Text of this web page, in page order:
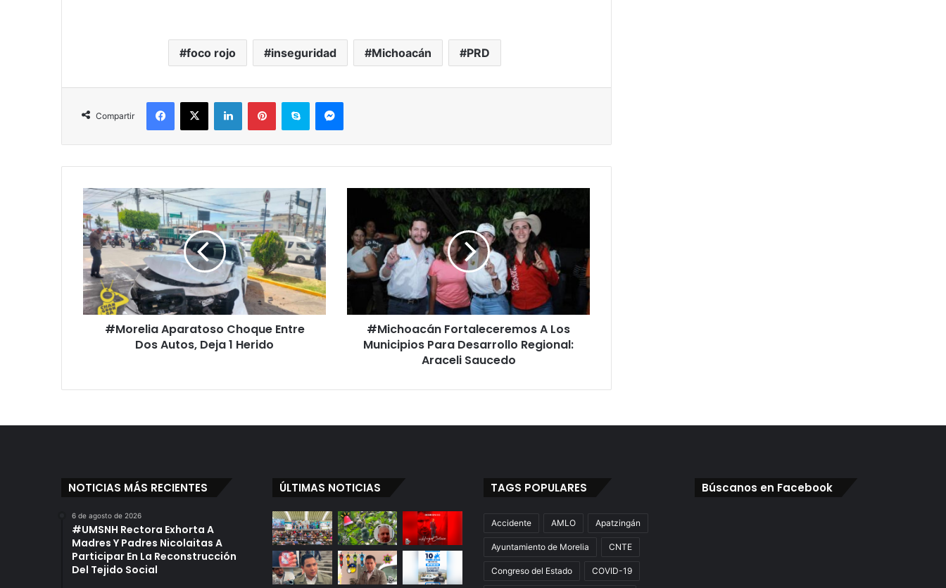
foco rojo inseguridad Michoacán PRD
Compartir
Facebook
X LinkedInPinterestSkype Messenger
#Morelia
Aparatoso
Choque
Entre
Dos
Autos,
Deja
1
Herido
#Morelia Aparatoso Choque Entre
Dos Autos, Deja 1 Herido
#Michoacán
Fortaleceremos
Los
Municipios
Para
Desarrollo
Araceli
Saucedo#Michoacán Fortaleceremos A Los
Municipios Para Desarrollo Regional:
Araceli Saucedo
NOTICIAS MÁS RECIENTES
6 de agosto de 2026
#UMSNH Rectora Exhorta A
Madres Y Padres Nicolaitas A
Participar En La Reconstrucción
Del Tejido Social
ÚLTIMAS NOTICIAS TAGS POPULARES
Accidente AMLO Apatzingán
Ayuntamiento de Morelia CNTE
Congreso del Estado COVID-19
Búscanos en Facebook